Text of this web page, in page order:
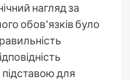
нагляд за
обов’язків було
для